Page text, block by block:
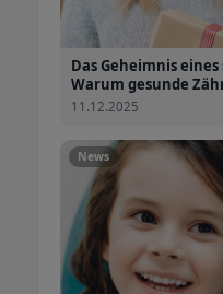
Das Geheimnis
Warum gesunde
11.12.2025
News